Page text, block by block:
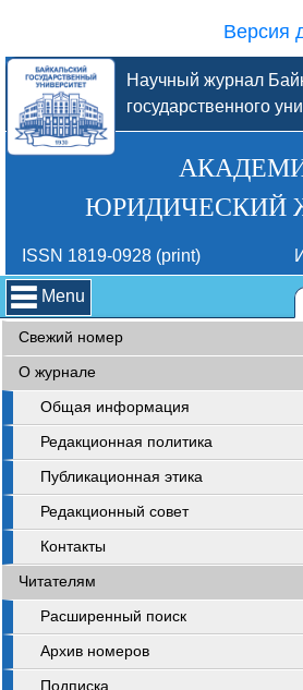
Версия
Научный журнал
государственного
ЮРИДИЧЕСКИЙ
ISSN 1819-0928 (print)
Menu
Свежий номер
О журнале
Общая информация
Редакционная политика
Публикационная этика
Редакционный совет
Контакты
Читателям
Расширенный поиск
Архив номеров
Подписка